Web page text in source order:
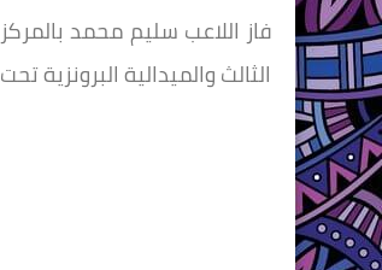
الثالث والميدالية البرونزية تحت 23سنة